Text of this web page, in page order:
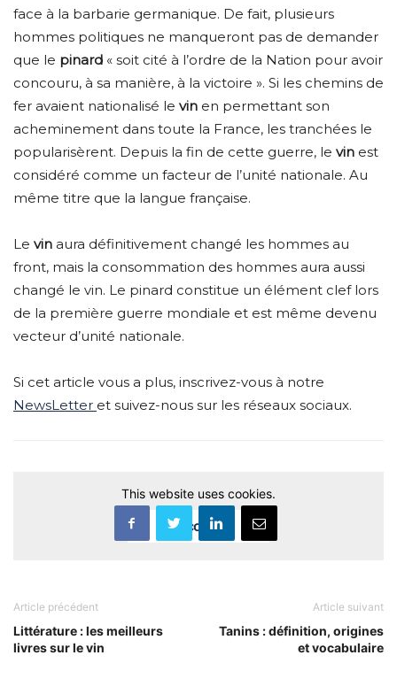
face à la barbarie germanique. De fait, plusieurs
hommes politiques ne manqueront pas de demander
que le pinard « soit cité à l’ordre de la Nation pour avoir
concouru, à sa manière, à la victoire ». Si les chemins de
fer avaient nationalisé le vin en permettant son
acheminement dans toute la France, les tranchées le
popularisèrent. Depuis la fin de cette guerre, le vin est
considéré comme un facteur de l’unité nationale. Au
même titre que la langue française.
Le vin aura définitivement changé les hommes au
front, mais la consommation des hommes aura aussi
changé le vin. Le pinard constitue un élément clef lors
de la première guerre mondiale et est même devenu
vecteur d’unité nationale.
Si cet article vous a plus, inscrivez-vous à notre
NewsLetter et suivez-nous sur les réseaux sociaux.
This website uses cookies.
Accept
Article précédent
Littérature : les meilleurs
livres sur le vin
Article suivant
Tanins : définition, origines
et vocabulaire